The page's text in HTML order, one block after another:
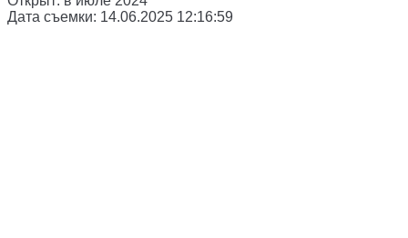
Дата съемки: 14.06.2025 12:16:59